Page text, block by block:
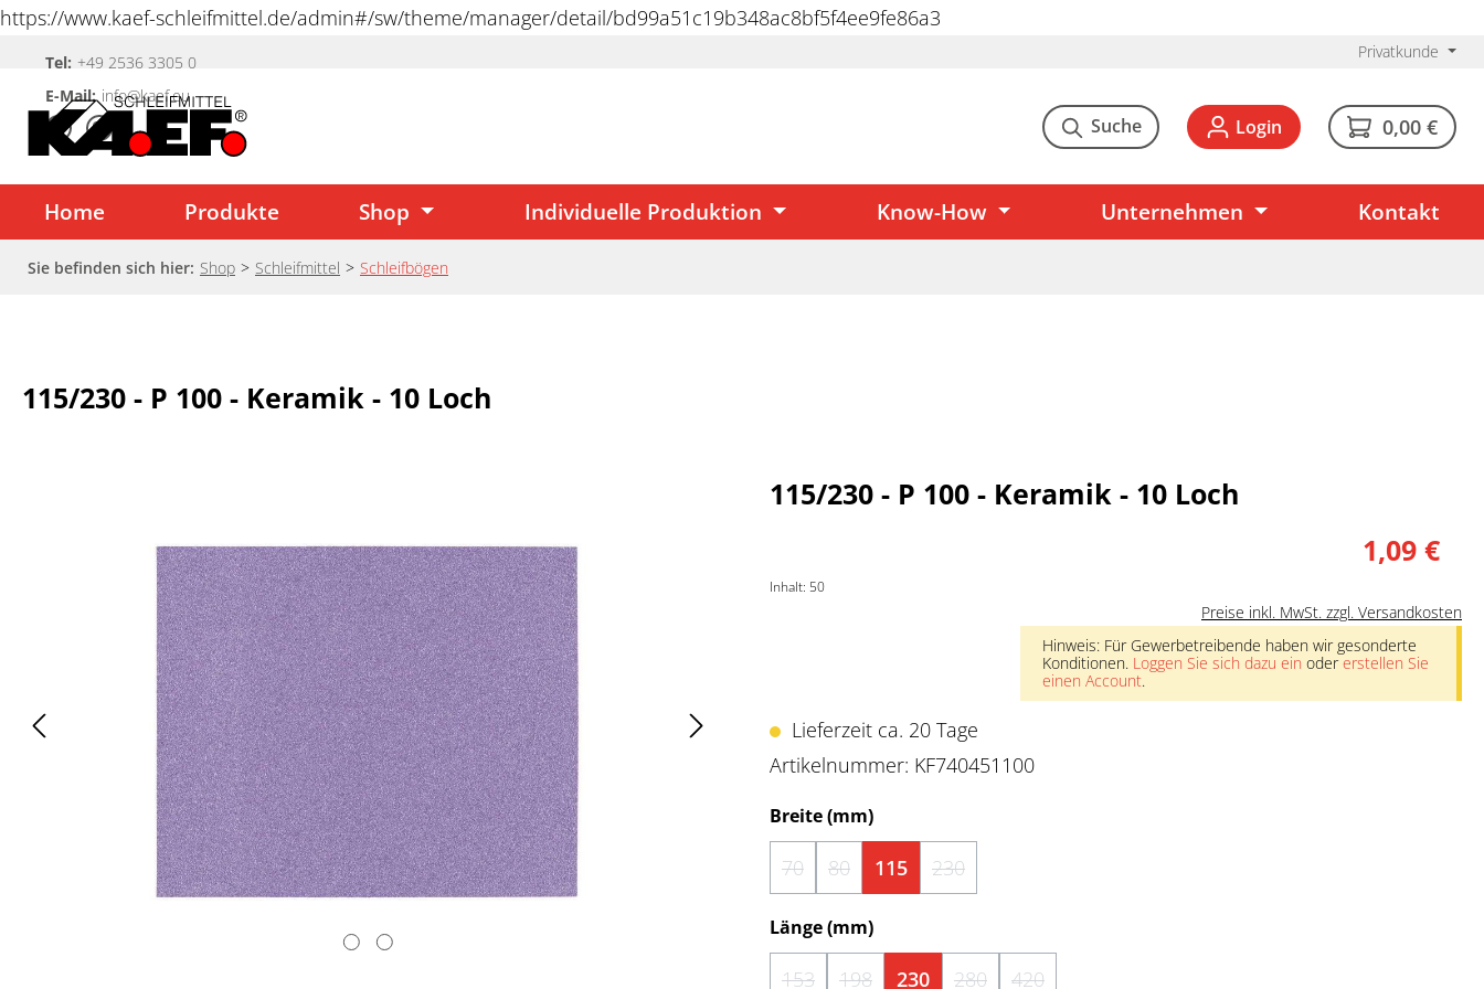
https://www.kaef-schleifmittel.de/admin#/sw/theme/manager/detail/bd99a51c19b348ac8bf5f4ee9fe86a3
Zur Hauptnavigation springen
Tel: +49 2536 3305 0
E-Mail: info@kaef.eu
Privatkunde
Suche Login 0,00 €
Home Produkte Shop Individuelle Produktion Know-How Unternehmen Kontakt
Sie befinden sich hier: Shop > Schleifmittel > Schleifbögen
115/230 - P 100 - Keramik - 10 Loch
115/230 - P 100 - Keramik - 10 Loch
1,09 €
Inhalt: 50
Preise inkl. MwSt. zzgl. Versandkosten
Hinweis: Für Gewerbetreibende haben wir gesonderte
Konditionen. Loggen Sie sich dazu ein odererstellen Sie
einen Account.
Lieferzeit ca. 20 Tage
Artikelnummer: KF740451100
Breite (mm)auswählen
70(Diese Option ist zurzeit nicht verfügbar.)
80(Diese Option ist zurzeit nicht verfügbar.)
115 230(Diese Option ist zurzeit nicht verfügbar.)
Länge (mm)auswählen
153 198 230 280 420